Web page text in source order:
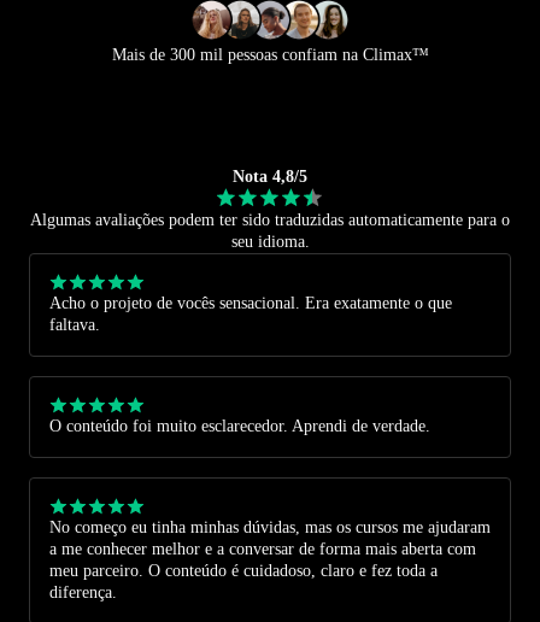
Mais de 300 mil pessoas confiam na Climax™
Nota 4,8/5
Algumas avaliações podem ter sido traduzidas automaticamente para o
seu idioma.
Acho o projeto de vocês sensacional. Era exatamente o que
faltava.
O conteúdo foi muito esclarecedor. Aprendi de verdade.
No começo eu tinha minhas dúvidas, mas os cursos me ajudaram
a me conhecer melhor e a conversar de forma mais aberta com
meu parceiro. O conteúdo é cuidadoso, claro e fez toda a
diferença.